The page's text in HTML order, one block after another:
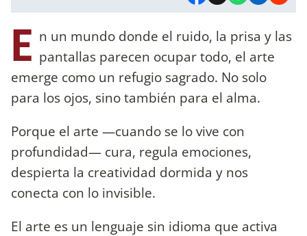
E n un mundo donde el ruido, la prisa y las
pantallas parecen ocupar todo, el arte
emerge como un refugio sagrado. No solo
para los ojos, sino también para el alma.
Porque el arte —cuando se lo vive con
profundidad— cura, regula emociones,
despierta la creatividad dormida y nos
conecta con lo invisible.
El arte es un lenguaje sin idioma que activa